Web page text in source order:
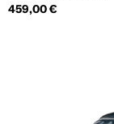
Hind
459,00 €